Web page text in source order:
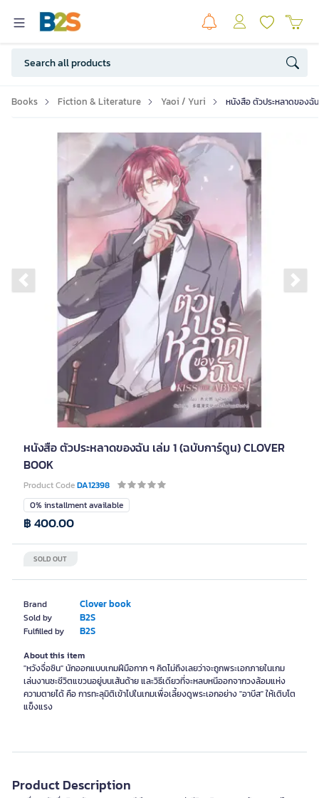
Books Fiction & Literature Yaoi / Yuri หนังสือ ตัวประหลาดของฉัน
Previous slide
หนังสือ ตัวประหลาดของฉัน เล่ม 1 (ฉบับการ์ตูน) CLOVER
BOOK
Product CodeDA12398
Brand Clover book
Sold by B2S
Fulfilled by B2S
0% installment available
SOLD OUT
฿ 400.00
About this item
"หวังจื่อซิน" นักออกแบบเกมฝีมือกาก ๆ คิดไม่ถึงเลยว่าจะถูกพระเอกภายในเกม
เล่นงานซะชีวิตแขวนอยู่บนเส้นด้าย และวิธีเดียวที่จะหลบหนีออกจากวงล้อมแห่ง
ความตายได้ คือ การทะลุมิติเข้าไปในเกมเพื่อเลี้ยงดูพระเอกอย่าง "อาบีส" ให้เติบโต
แข็งแรง
Product Description